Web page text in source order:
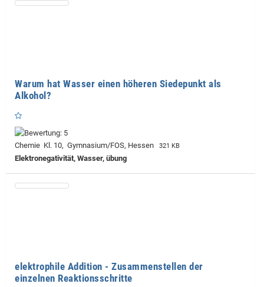
Warum hat Wasser einen höheren Siedepunkt als
Alkohol?
Chemie Kl. 10, Gymnasium/FOS, Hessen 321 KB
Elektronegativität, Wasser, übung
elektrophile Addition - Zusammenstellen der
einzelnen Reaktionsschritte